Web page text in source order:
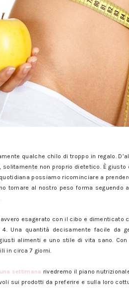
qualche chilo di troppo in regalo.
non proprio dietetico. È
possiamo ricominciare a
tornare al nostro peso forma
esagerato con il cibo e dimenticato
Una quantità decisamente facile da
alimenti e uno stile di vita sano.
in circa 7 giorni.
settimana rivedremo il piano
sui prodotti da preferire e sulla loro